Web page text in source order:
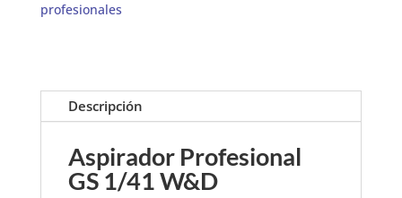
profesionales
Descripción
Aspirador Profesional
GS 1/41 W&D